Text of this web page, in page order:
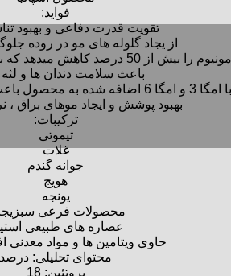
فواید:
تقویت قدرت دفاعی و بهبود
از یجاد گلوله های مو در روده
از 50 درصد کاهش میدهد که باعث کاهش بوی ادرار میشود
باعث سلامت دندان ها و
با امگا 3 و امگا 6 اضافه شده به محصول باعث سلامتی قلب میشود.
بهبود پوشش و ایجاد موهای براق ،
ترکیبات:
تیموتی
غلات
جوانه گندم
هویج
یونجه
محصولات فرعی
عصاره های طبیعی
حاوی ویتامین ها و مواد معدنی
محتوای تحلیلی: درصد
پروتئین: 18